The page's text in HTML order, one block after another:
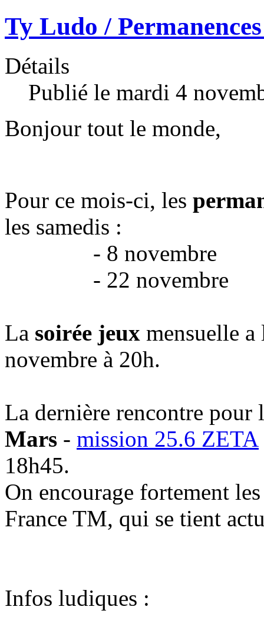
Ty Ludo /
Détails
Publié le mardi 4
Bonjour tout le monde,
Pour ce mois-ci, les
les samedis :
- 8 novembre
- 22 novembre
La soirée jeux mensuelle
novembre à 20h.
La dernière rencontre
Mars - mission 25.6 ZETA
18h45.
On encourage fortement
France TM, qui se tient
Infos ludiques :